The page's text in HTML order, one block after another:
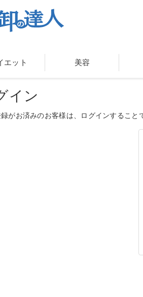
エット 美容
イン
がお済みのお客様は、ログインすること